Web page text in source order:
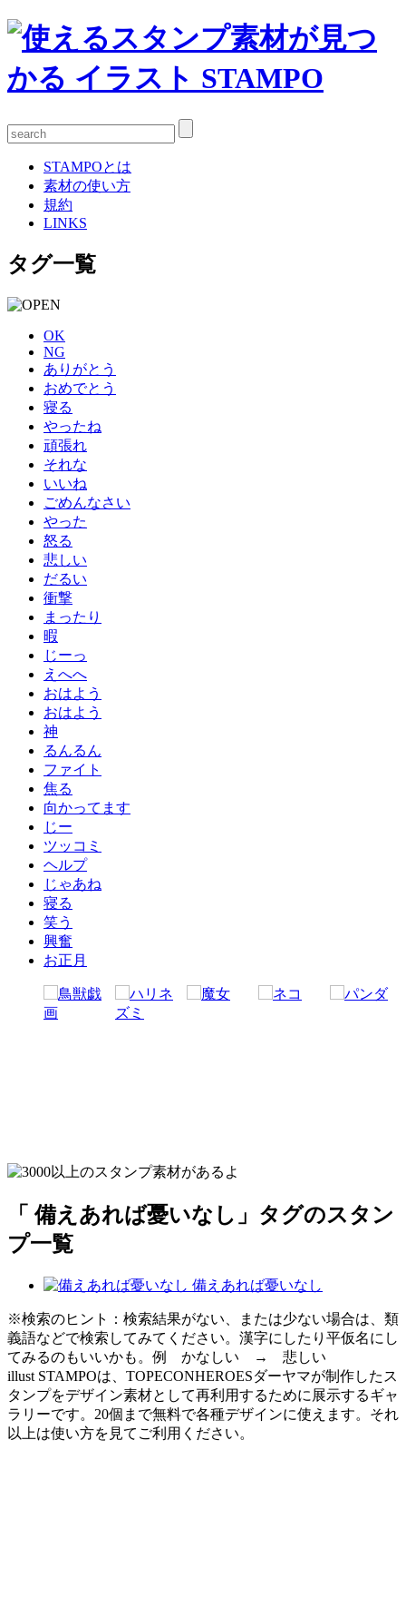
STAMPOとは
素材の使い方
規約
LINKS
タグ一覧
OK
NG
ありがとう
おめでとう
寝る
やったね
頑張れ
それな
いいね
ごめんなさい
やった
怒る
悲しい
だるい
衝撃
まったり
暇
じーっ
えへへ
おはよう
おはよう
神
るんるん
ファイト
焦る
向かってます
じー
ツッコミ
ヘルプ
じゃあね
寝る
笑う
興奮
お正月
「 備えあれば憂いなし」タグのスタン
プ一覧
備えあれば憂いなし
※検索のヒント：検索結果がない、または少ない場合は、類
義語などで検索してみてください。漢字にしたり平仮名にし
てみるのもいいかも。例 かなしい → 悲しい
illust STAMPOは、TOPECONHEROESダーヤマが制作したス
タンプをデザイン素材として再利用するために展示するギャ
ラリーです。20個まで無料で各種デザインに使えます。それ
以上は使い方を見てご利用ください。